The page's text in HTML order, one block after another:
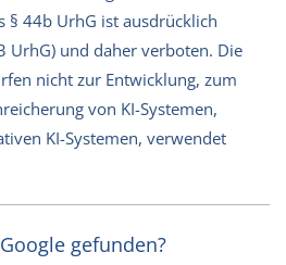
§ 44b UrhG ist ausdrücklich
UrhG) und daher verboten. Die
nicht zur Entwicklung, zum
von KI-Systemen,
KI-Systemen, verwendet
gefunden?